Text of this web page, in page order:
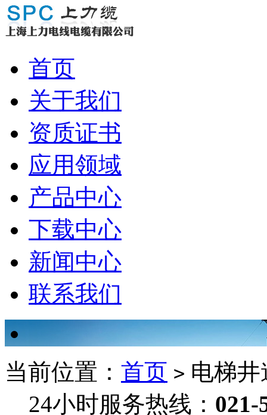
首页
关于我们
资质证书
应用领域
产品中心
下载中心
新闻中心
联系我们
当前位置： 首页 > 电梯井
24小时服务热线： 021-